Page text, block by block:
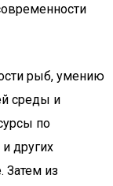
рыб, умению
среды и
по
других
Затем из